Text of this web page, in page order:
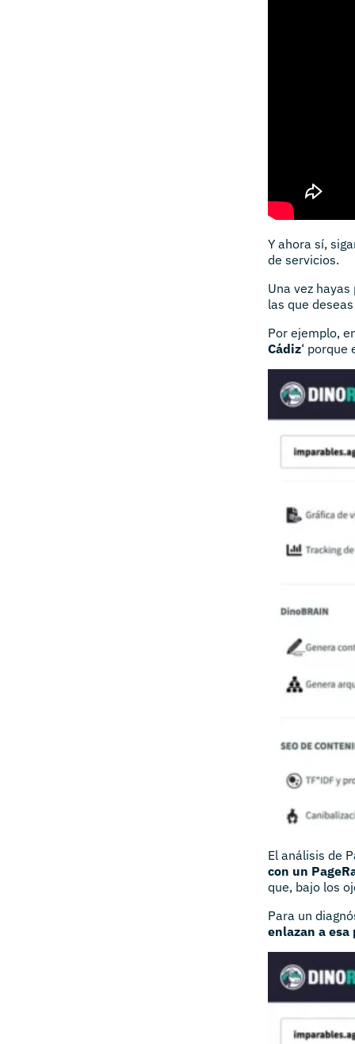
Y ahora sí,
de servicios.
Una vez
las que
Por ejemplo,
Cádiz‘
El análisis de
con un
que, bajo los
Para un
enlazan a esa